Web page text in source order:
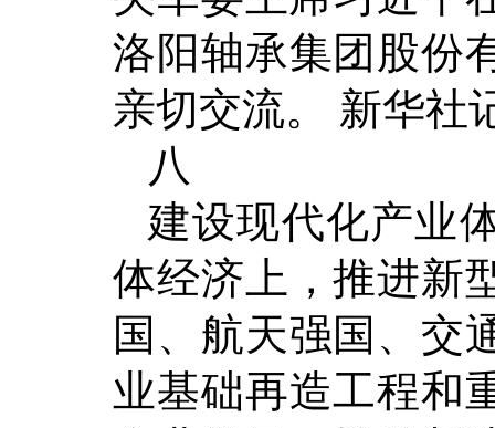
洛阳轴承集团股份
亲切交流。 新华社
八
建设现代化产业
体经济上，推进新
国、航天强国、交
业基础再造工程和